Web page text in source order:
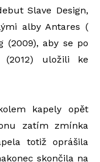
Slave Design,
alby Antares (
(2009), aby se po
uložili ke
kapely opět
zatím zmínka
totiž oprášila
skončila na